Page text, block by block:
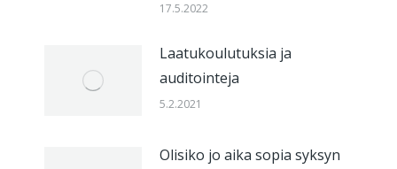
17.5.2022
Laatukoulutuksia ja
auditointeja
5.2.2021
Olisiko jo aika sopia syksyn